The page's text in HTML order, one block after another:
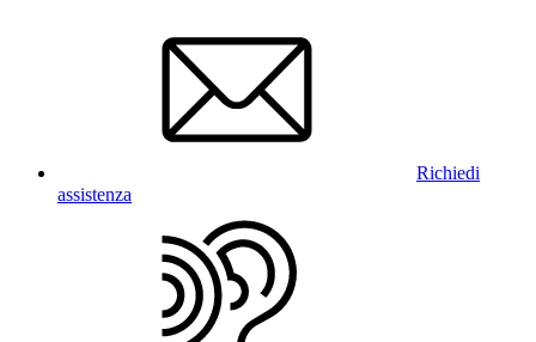
Richiedi
assistenza